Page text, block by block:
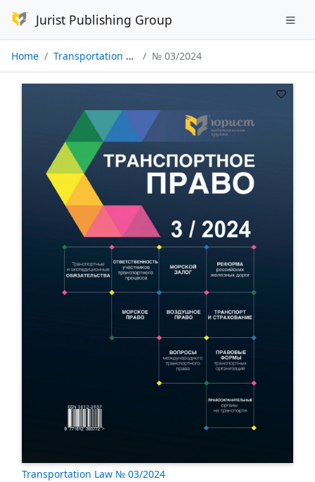
Jurist Publishing Group
Home Transportation Law № 03/2024
Transportation Law № 03/2024